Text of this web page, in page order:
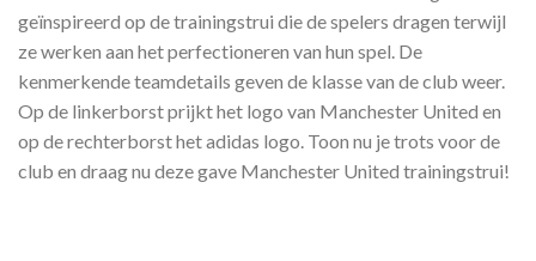
geïnspireerd op de trainingstrui die de spelers dragen terwijl
ze werken aan het perfectioneren van hun spel. De
kenmerkende teamdetails geven de klasse van de club weer.
Op de linkerborst prijkt het logo van Manchester United en
op de rechterborst het adidas logo. Toon nu je trots voor de
club en draag nu deze gave Manchester United trainingstrui!